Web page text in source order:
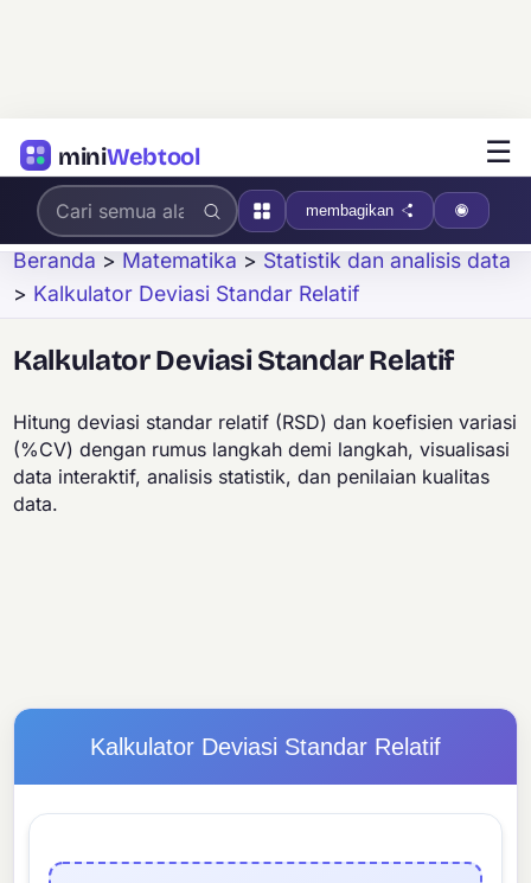
miniWebtool ☰
membagikan
Beranda > Matematika > Statistik dan analisis data
> Kalkulator Deviasi Standar Relatif
Kalkulator Deviasi Standar Relatif
Hitung deviasi standar relatif (RSD) dan koefisien variasi
(%CV) dengan rumus langkah demi langkah, visualisasi
data interaktif, analisis statistik, dan penilaian kualitas
data.
Kalkulator Deviasi Standar Relatif